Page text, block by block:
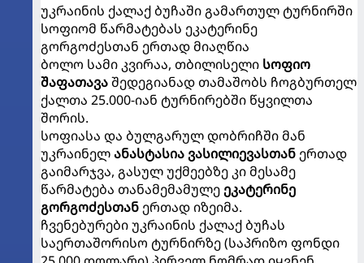
უკრაინის ქალაქ ბუჩაში გამართულ ტურნირში
სოფიომ წარმატებას ეკატერინე
გორგოძესთან ერთად მიაღწია
ბოლო სამი კვირაა, თბილისელი სოფიო
შაფათავაშედეგიანად თამაშობს ჩოგბურთელ
ქალთა 25.000-იან ტურნირებში წყვილთა
შორის.
სოფიასა და ბულგარულ დობრიჩში მან
უკრაინელანასტასია ვასილიევასთანერთად
გაიმარჯვა, გასულ უქმეებზე კი მესამე
წარმატება თანამემამულეეკატერინე
გორგოძესთანერთად იზეიმა.
ჩვენებურები უკრაინის ქალაქ ბუჩას
საერთაშორისო ტურნირზე (საპრიზო ფონდი